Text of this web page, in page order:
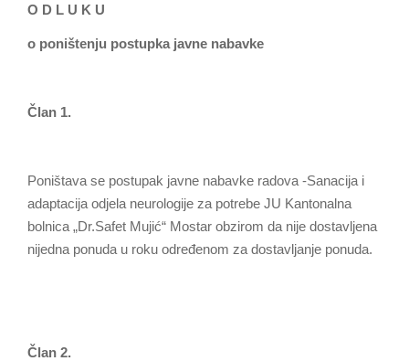
O D L U K U
o poništenju postupka javne nabavke
Član 1.
Poništava se postupak javne nabavke radova -Sanacija i
adaptacija odjela neurologije za potrebe JU Kantonalna
bolnica „Dr.Safet Mujić“ Mostar obzirom da nije dostavljena
nijedna ponuda u roku određenom za dostavljanje ponuda.
Član 2.